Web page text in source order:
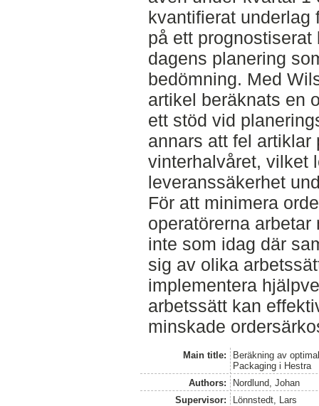
kvantifierat underlag
på ett
dagens planering
bedömning. Med
artikel beräknats en
ett stöd vid
annars att fel artiklar
vinterhalvåret, vilket
leveranssäkerhet
För att minimera
operatörerna
inte som idag där
sig av olika
implementera
arbetssätt kan
minskade
Main title:
Beräkning av
Packaging i Hestra
Authors:
Nordlund, Johan
Supervisor:
Lönnstedt, Lars